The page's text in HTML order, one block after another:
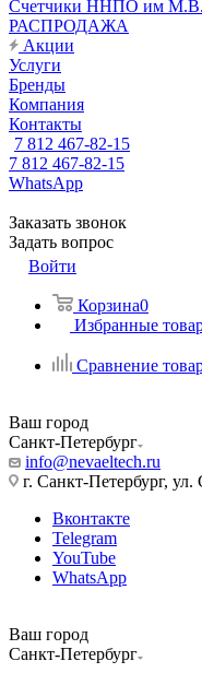
Счетчики ННПО им
РАСПРОДАЖА
Акции
Услуги
Бренды
Компания
Контакты
7 812 467-82-15
7 812 467-82-15
WhatsApp
Заказать звонок
Задать вопрос
Войти
Корзина0
Избранные
Сравнение
Ваш город
Санкт-Петербург
info@nevaeltech.ru
г. Санкт-Петербург, ул.
Вконтакте
Telegram
YouTube
WhatsApp
Ваш город
Санкт-Петербург